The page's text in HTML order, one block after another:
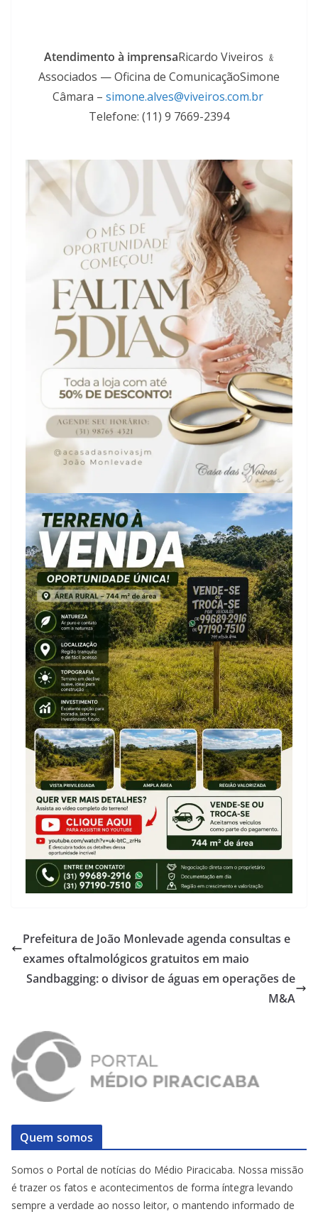
Atendimento à imprensaRicardo Viveiros ﹠
Associados — Oficina de ComunicaçãoSimone
Câmara – simone.alves@viveiros.com.br
Telefone: (11) 9 7669-2394
Prefeitura de João Monlevade agenda consultas e
exames oftalmológicos gratuitos em maio
Sandbagging: o divisor de águas em operações de
M&A
Quem somos
Somos o Portal de notícias do Médio Piracicaba. Nossa missão
é trazer os fatos e acontecimentos de forma íntegra levando
sempre a verdade ao nosso leitor, o mantendo informado de